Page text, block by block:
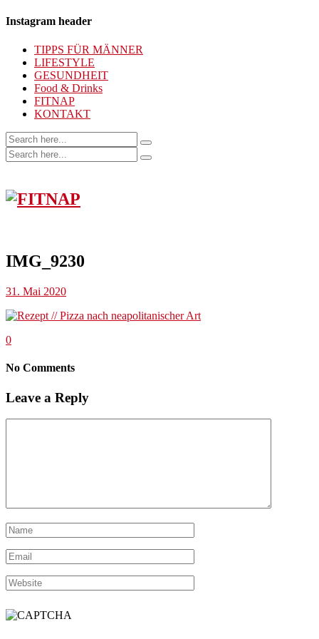
Instagram header
TIPPS FÜR MÄNNER
LIFESTYLE
GESUNDHEIT
Food & Drinks
FITNAP
KONTAKT
IMG_9230
31. Mai 2020
0
No Comments
Leave a Reply